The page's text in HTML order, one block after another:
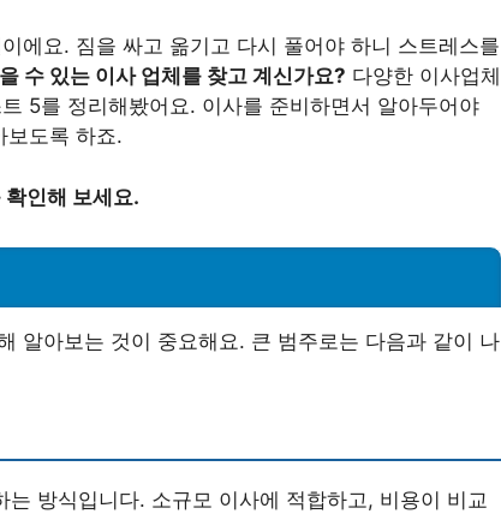
에요. 짐을 싸고 옮기고 다시 풀어야 하니 스트레스를
수 있는 이사 업체를 찾고 계신가요? 다양한 이사업체
5를 정리해봤어요. 이사를 준비하면서 알아두어야
보도록 하죠.
인해 보세요.
알아보는 것이 중요해요. 큰 범주로는 다음과 같이 나
는 방식입니다. 소규모 이사에 적합하고, 비용이 비교